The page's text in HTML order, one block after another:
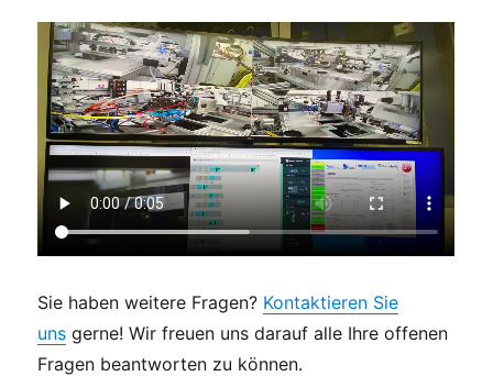
Sie haben weitere Fragen? Kontaktieren Sie
uns gerne! Wir freuen uns darauf alle Ihre offenen
Fragen beantworten zu können.